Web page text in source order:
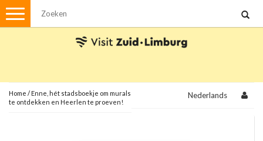
Menu
Met de auto
Home / Enne, hét stadsboekje om murals
te ontdekken en Heerlen te proeven!
Nederlands